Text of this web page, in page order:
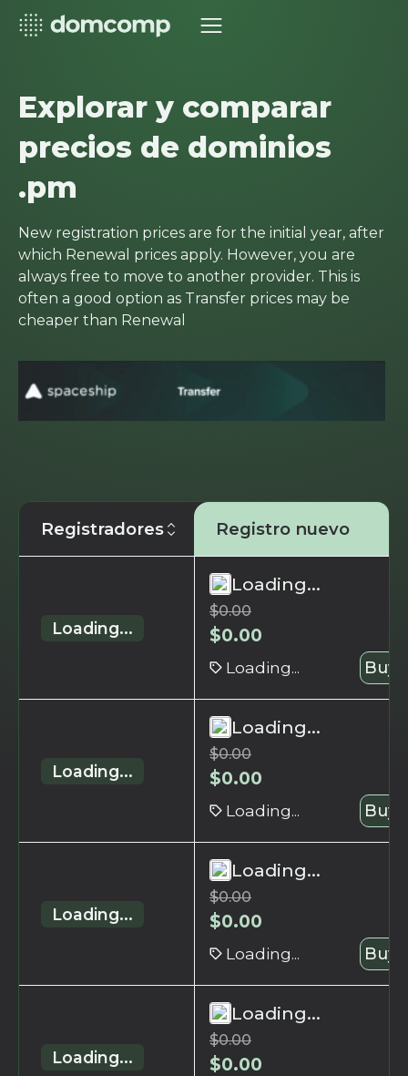
Explorar y comparar
precios de dominios
.pm
New registration prices are for the initial year, after
which Renewal prices apply. However, you are
always free to move to another provider. This is
often a good option as Transfer prices may be
cheaper than Renewal
Registradores Registro nuevo
Loading...
Loading...
$0.00
$0.00
Loading... Buy
Loading...
Loading...
$0.00
$0.00
Loading... Buy
Loading...
Loading...
$0.00
$0.00
Loading... Buy
Loading...
Loading...
$0.00
$0.00